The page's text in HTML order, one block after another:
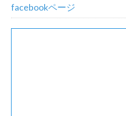
facebookページ